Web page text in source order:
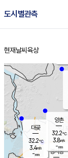
도시별관측
홈
현재날씨 육상
경서동
대곶
32.2℃
3.4m/s
-mm
양촌
32.2℃
3.8m/s
-mm